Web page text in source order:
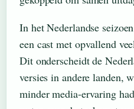
In het Nederlandse
een cast met opvallend
Dit onderscheidt de
versies in andere landen,
minder media-ervaring